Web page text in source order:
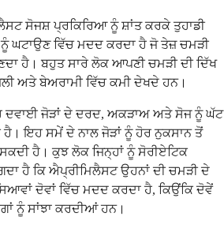
ਸੋਜਸ਼ ਪ੍ਰਕਿਰਿਆ ਨੂੰ ਸ਼ਾਂਤ ਕਰਕੇ ਤੁਹਾਡੀ
ਘਟਾਉਣ ਵਿੱਚ ਮਦਦ ਕਰਦਾ ਹੈ ਜੋ ਤੇਜ਼ ਚਮੜੀ
ਹੈ। ਬਹੁਤ ਸਾਰੇ ਲੋਕ ਆਪਣੀ ਚਮੜੀ ਦੀ ਦਿੱਖ
ਅਤੇ ਬੇਅਰਾਮੀ ਵਿੱਚ ਕਮੀ ਦੇਖਦੇ ਹਨ।
ਦਵਾਈ ਜੋੜਾਂ ਦੇ ਦਰਦ, ਅਕੜਾਅ ਅਤੇ ਸੋਜ ਨੂੰ ਘੱਟ
ਇਹ ਸਮੇਂ ਦੇ ਨਾਲ ਜੋੜਾਂ ਨੂੰ ਹੋਰ ਨੁਕਸਾਨ ਤੋਂ
ਹੈ। ਕੁਝ ਲੋਕ ਜਿਨ੍ਹਾਂ ਨੂੰ ਸੋਰੀਏਟਿਕ
ਹੈ ਕਿ ਐਪ੍ਰੀਮਿਲੈਸਟ ਉਹਨਾਂ ਦੀ ਚਮੜੀ ਦੇ
ਦੋਵਾਂ ਵਿੱਚ ਮਦਦ ਕਰਦਾ ਹੈ, ਕਿਉਂਕਿ ਦੋਵੇਂ
ਨੂੰ ਸਾਂਝਾ ਕਰਦੀਆਂ ਹਨ।